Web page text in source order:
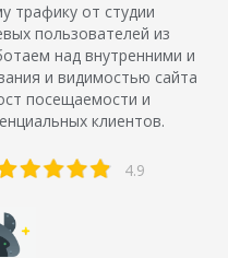
трафику от студии
пользователей из
над внутренними и
и видимостью сайта
посещаемости и
клиентов.
4.9